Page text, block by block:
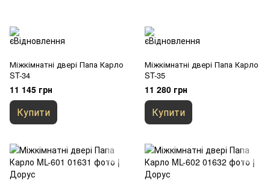
Міжкімнатні двері Папа Карло
ST-34
11 145 грн
Купити
Міжкімнатні двері Папа Карло
ST-35
11 280 грн
Купити